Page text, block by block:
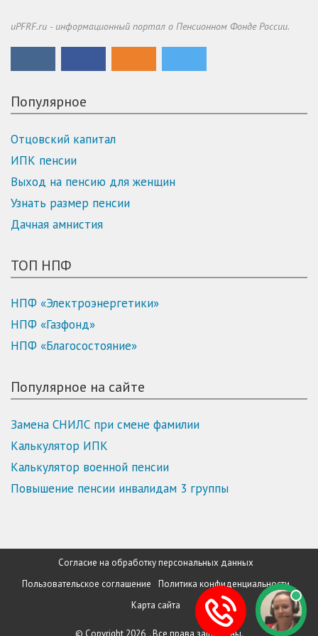
uPFRF.ru - информационный портал о Пенсионном Фонде России.
Популярное
Отцовский капитал
ИПК пенсии
Выход на пенсию для женщин
Узнать размер пенсии
Дачная амнистия
ТОП НПФ
НПФ «Электроэнергетики»
НПФ «Газфонд»
НПФ «Благосостояние»
Популярное на сайте
Замена СНИЛС при смене фамилии
Калькулятор ИПК
Калькулятор военной пенсии
Повышение пенсии инвалидам 3 группы
Согласие на обработку персональных данных
Пользовательское соглашение
Политика конфиденциальности
Карта сайта
© Copyright 2026, . Все права защищены.